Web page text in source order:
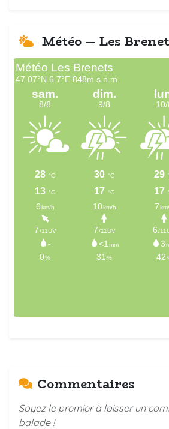
Météo — Les
Commentaires
Soyez le premier à laisser un
balade !